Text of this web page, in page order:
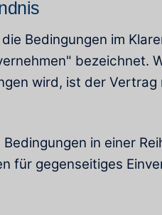
Bedingungen im
bezeichnet.
wird, ist der
in einer
für gegenseitiges